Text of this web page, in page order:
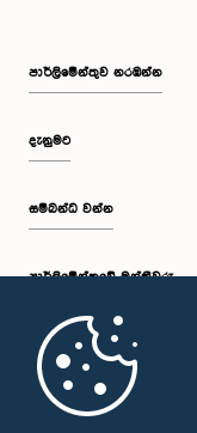
පාර්ලි‌මේන්තුව නරඹන්න
දැනුමට
සම්බන්ධ වන්න
පාර්ලි‌මේන්තුවේ මන්ත්‍රීවරු
මුල් පිටුව